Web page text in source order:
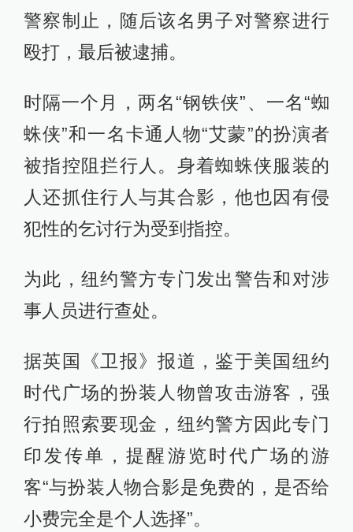
警察制止，随后该名男子对警察进行
殴打，最后被逮捕。
时隔一个月，两名“钢铁侠”、一名“蜘
蛛侠”和一名卡通人物“艾蒙”的扮演者
被指控阻拦行人。身着蜘蛛侠服装的
人还抓住行人与其合影，他也因有侵
犯性的乞讨行为受到指控。
为此，纽约警方专门发出警告和对涉
事人员进行查处。
据英国《卫报》报道，鉴于美国纽约
时代广场的扮装人物曾攻击游客，强
行拍照索要现金，纽约警方因此专门
印发传单，提醒游览时代广场的游
客“与扮装人物合影是免费的，是否给
小费完全是个人选择”。